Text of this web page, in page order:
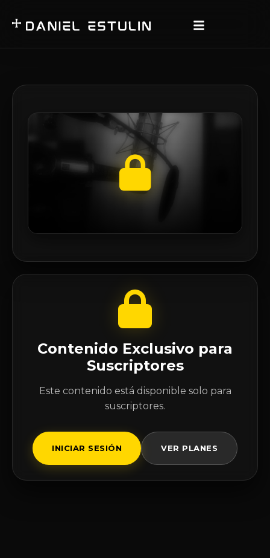
Contenido Exclusivo para
Suscriptores
Este contenido está disponible solo para
suscriptores.
INICIAR SESIÓN VER PLANES